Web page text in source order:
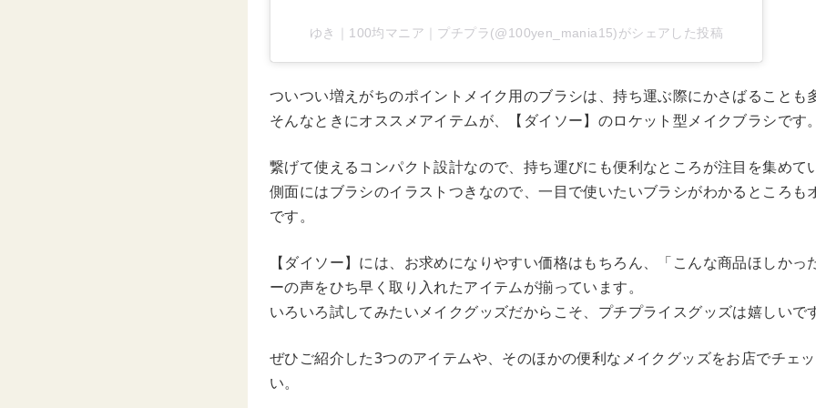
ゆき｜100均マニア｜プチプラ(@100yen_mania15)がシェアした投稿
ついつい増えがちのポイントメイク用のブラシは、持ち運ぶ際にかさばることも
そんなときにオススメアイテムが、【ダイソー】のロケット型メイクブラシです
繋げて使えるコンパクト設計なので、持ち運びにも便利なところが注目を集めて
側面にはブラシのイラストつきなので、一目で使いたいブラシがわかるところも
です。
【ダイソー】には、お求めになりやすい価格はもちろん、「こんな商品ほしかっ
ーの声をひち早く取り入れたアイテムが揃っています。
いろいろ試してみたいメイクグッズだからこそ、プチプライスグッズは嬉しいで
ぜひご紹介した3つのアイテムや、そのほかの便利なメイクグッズをお店でチェ
い。